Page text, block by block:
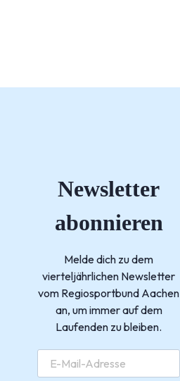
Newsletter
abonnieren
Melde dich zu dem
vierteljährlichen Newsletter
vom Regiosportbund Aachen
an, um immer auf dem
Laufenden zu bleiben.